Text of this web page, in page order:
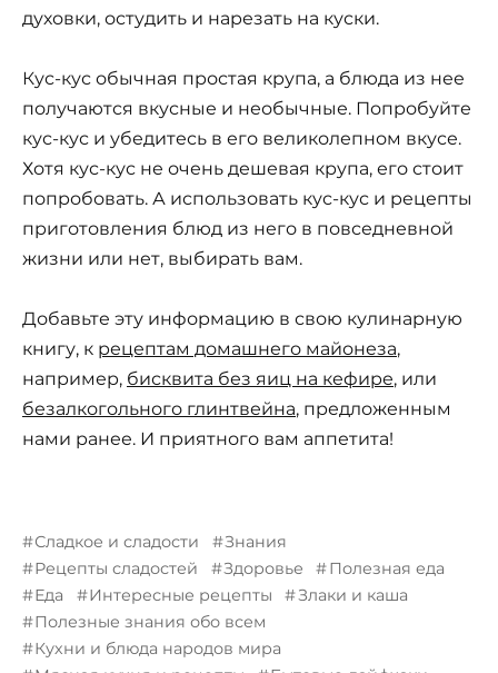
духовки, остудить и нарезать на куски.
Кус-кус обычная простая крупа, а блюда из нее
получаются вкусные и необычные. Попробуйте
кус-кус и убедитесь в его великолепном вкусе.
Хотя кус-кус не очень дешевая крупа, его стоит
попробовать. А использовать кус-кус и рецепты
приготовления блюд из него в повседневной
жизни или нет, выбирать вам.
Добавьте эту информацию в свою кулинарную
книгу, к рецептам домашнего майонеза,
например, бисквита без яиц на кефире, или
безалкогольного глинтвейна, предложенным
нами ранее. И приятного вам аппетита!
Сладкое и сладости
Знания
Рецепты сладостей
Здоровье
Полезная еда
Еда
Интересные рецепты
Злаки и каша
Полезные знания обо всем
Кухни и блюда народов мира